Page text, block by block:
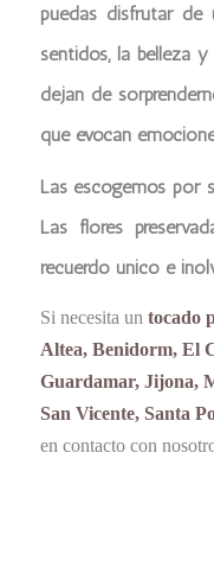
puedas disfrutar
sentidos, la belleza
dejan de
que evocan
Las escogemos por
Las flores
recuerdo único e
Si necesita un tocado
Altea, Benidorm, El
Guardamar, Jijona,
San Vicente, Santa
en contacto con